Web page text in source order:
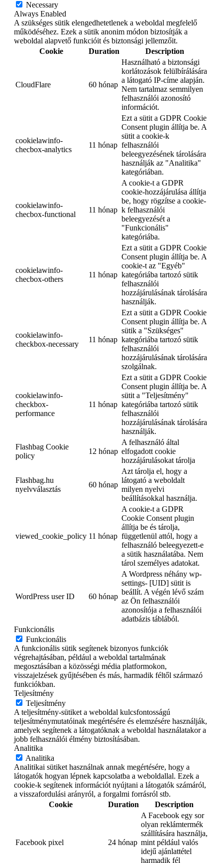
Necessary
Always Enabled
A szükséges sütik elengedhetetlenek a weboldal megfelelő
működéséhez. Ezek a sütik anonim módon biztosítják a
weboldal alapvető funkcióit és biztonsági jellemzőit.
Cookie
Duration Description
CloudFlare 60 hónap
Használható a biztonsági
korlátozások felülbírálására
a látogató IP-címe alapján.
Nem tartalmaz semmilyen
felhasználói azonosító
információt.
cookielawinfo-
checbox-analytics
11 hónap
Ezt a sütit a GDPR Cookie
Consent plugin állítja be. A
sütit a cookie-k
felhasználói
beleegyezésének tárolására
használják az "Analitika"
kategóriában.
cookielawinfo-
checbox-functional
11 hónap
A cookie-t a GDPR
cookie-hozzájárulása állítja
be, hogy rögzítse a cookie-
k felhasználói
beleegyezését a
"Funkcionális"
kategóriába.
cookielawinfo-
checbox-others
11 hónap
Ezt a sütit a GDPR Cookie
Consent plugin állítja be. A
cookie-t az "Egyéb"
kategóriába tartozó sütik
felhasználói
hozzájárulásának tárolására
használják.
cookielawinfo-
checkbox-necessary
11 hónap
Ezt a sütit a GDPR Cookie
Consent plugin állítja be. A
sütik a "Szükséges"
kategóriába tartozó sütik
felhasználói
hozzájárulásának tárolására
szolgálnak.
cookielawinfo-
checkbox-
performance
11 hónap
Ezt a sütit a GDPR Cookie
Consent plugin állítja be. A
sütit a "Teljesítmény"
kategóriába tartozó sütik
felhasználói
hozzájárulásának tárolására
használják.
Flashbag Cookie
policy
12 hónap
A felhasználó által
elfogadott cookie
hozzájárulásokat tárolja
Flashbag.hu
nyelvválasztás
60 hónap
Azt tárolja el, hogy a
látogató a weboldalt
milyen nyelvi
beállításokkal használja.
viewed_cookie_policy 11 hónap
A cookie-t a GDPR
Cookie Consent plugin
állítja be és tárolja,
függetlenül attól, hogy a
felhasználó beleegyezett-e
a sütik használatába. Nem
tárol személyes adatokat.
WordPress user ID 60 hónap
A Wordpress néhány wp-
settings- [UID] sütit is
beállít. A végén lévő szám
az Ön felhasználói
azonosítója a felhasználói
adatbázis táblából.
Funkcionális
Funkcionális
A funkcionális sütik segítenek bizonyos funkciók
végrehajtásában, például a weboldal tartalmának
megosztásában a közösségi média platformokon,
visszajelzések gyűjtésében és más, harmadik féltől származó
funkciókban.
Teljesítmény
Teljesítmény
A teljesítmény-sütiket a weboldal kulcsfontosságú
teljesítménymutatóinak megértésére és elemzésére használják,
amelyek segítenek a látogatóknak a weboldal használatakor a
jobb felhasználói élmény biztosításában.
Analitika
Analitika
Analitikai sütiket használnak annak megértésére, hogy a
látogatók hogyan lépnek kapcsolatba a weboldallal. Ezek a
cookie-k segítenek információt nyújtani a látogatók számáról,
a visszafordulási arányról, a forgalmi forrásról stb.
Cookie
Duration Description
Facebook pixel 24 hónap
A Facebook egy sor
olyan reklámtermék
szállítására használja,
mint például valós
idejű ajánlattétel
harmadik fél